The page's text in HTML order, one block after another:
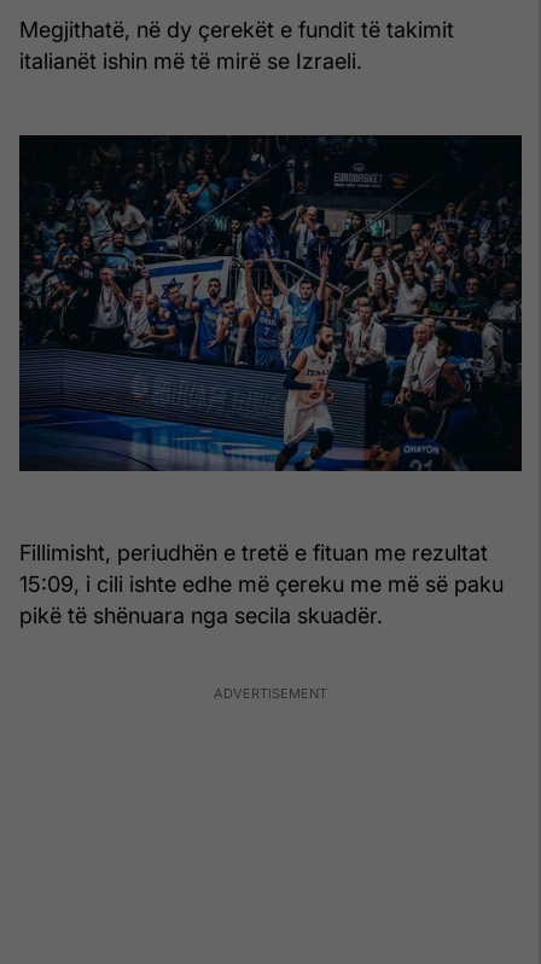
Megjithatë, në dy çerekët e fundit të takimit
italianët ishin më të mirë se Izraeli.
Fillimisht, periudhën e tretë e fituan me rezultat
15:09, i cili ishte edhe më çereku me më së paku
pikë të shënuara nga secila skuadër.